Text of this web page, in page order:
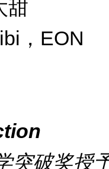
甜
，EON
突破奖授